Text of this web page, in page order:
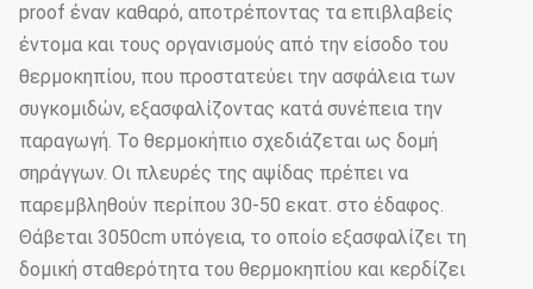
proof έναν καθαρό, αποτρέποντας τα επιβλαβείς
έντομα και τους οργανισμούς από την είσοδο του
θερμοκηπίου, που προστατεύει την ασφάλεια των
συγκομιδών, εξασφαλίζοντας κατά συνέπεια την
παραγωγή. Το θερμοκήπιο σχεδιάζεται ως δομή
σηράγγων. Οι πλευρές της αψίδας πρέπει να
παρεμβληθούν περίπου 30-50 εκατ. στο έδαφος.
Θάβεται 3050cm υπόγεια, το οποίο εξασφαλίζει τη
δομική σταθερότητα του θερμοκηπίου και κερδίζει